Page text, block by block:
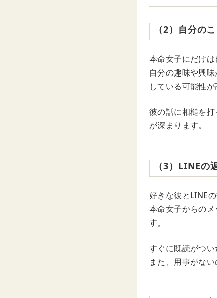
（2）自分の
本命女子にだけは
自分の趣味や興
している可能性が
彼の話に相槌を
が深まります。
（3）LINEの
好きな彼とLINE
本命女子からの
す。
すぐに既読がつ
また、用事がな